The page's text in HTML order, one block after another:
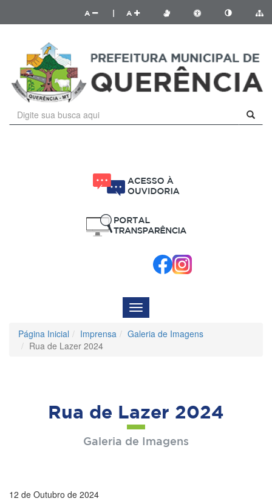
A A
Menu
de
Navegação
Página Inicial Imprensa
Galeria de Imagens
Rua de Lazer 2024
Rua de Lazer 2024
Galeria de Imagens
12 de Outubro de 2024